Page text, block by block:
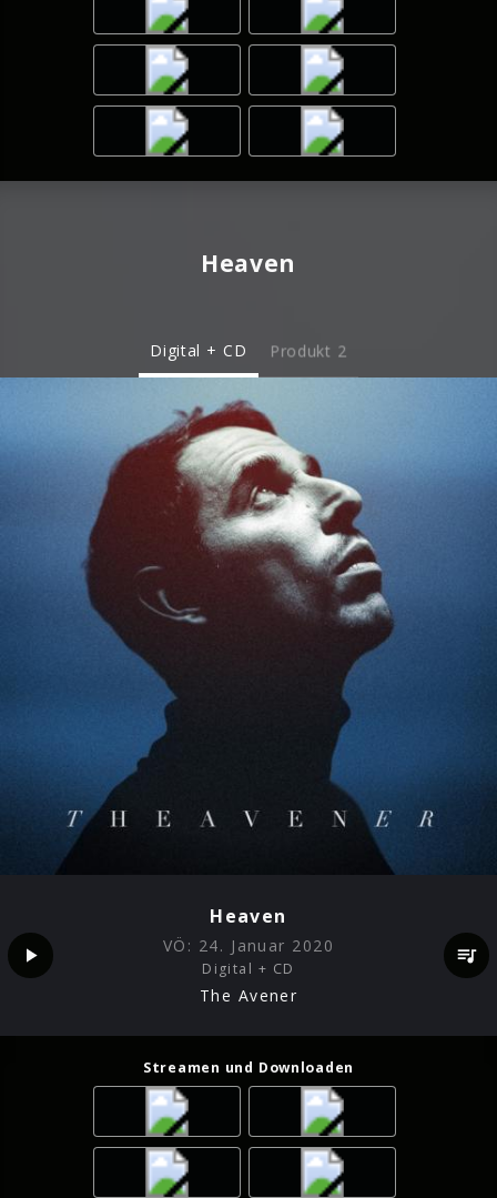
Heaven
Digital + CD Produkt 2
Heaven
VÖ: 24. Januar 2020
Digital + CD
The Avener
Streamen und Downloaden